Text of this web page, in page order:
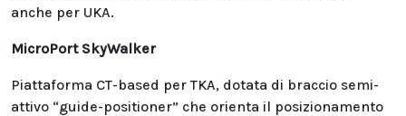
anche per UKA.
MicroPort SkyWalker
Piattaforma CT-based per TKA, dotata di braccio semi-
attivo “guide-positioner” che orienta il posizionamento